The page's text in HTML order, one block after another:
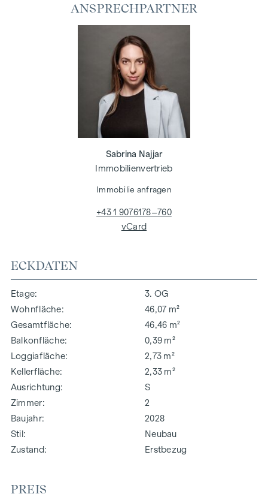
ECKDATEN
Etage
3. OG
Wohnfläche
46,07 m²
Gesamtfläche
46,46 m²
Balkonfläche
0,39 m²
Loggiafläche
2,73 m²
Kellerfläche
2,33 m²
Ausrichtung
S
Zimmer
2
Baujahr
2028
Stil
Neubau
Zustand
Erstbezug
PREIS
ANSPRECHPARTNER
Sabrina Najjar
Immobilienvertrieb
Immobilie anfragen
+43 1 9076178–760
vCard